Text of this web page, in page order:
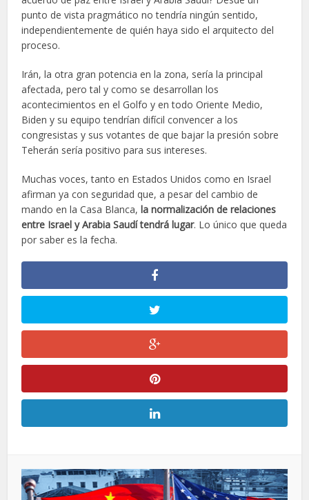
punto de vista pragmático no tendría ningún sentido,
independientemente de quién haya sido el arquitecto del
proceso.
Irán, la otra gran potencia en la zona, sería la principal
afectada, pero tal y como se desarrollan los
acontecimientos en el Golfo y en todo Oriente Medio,
Biden y su equipo tendrían difícil convencer a los
congresistas y sus votantes de que bajar la presión sobre
Teherán sería positivo para sus intereses.
Muchas voces, tanto en Estados Unidos como en Israel
afirman ya con seguridad que, a pesar del cambio de
mando en la Casa Blanca,la normalización de relaciones
entre Israel y Arabia Saudí tendrá lugar. Lo único que queda
por saber es la fecha.